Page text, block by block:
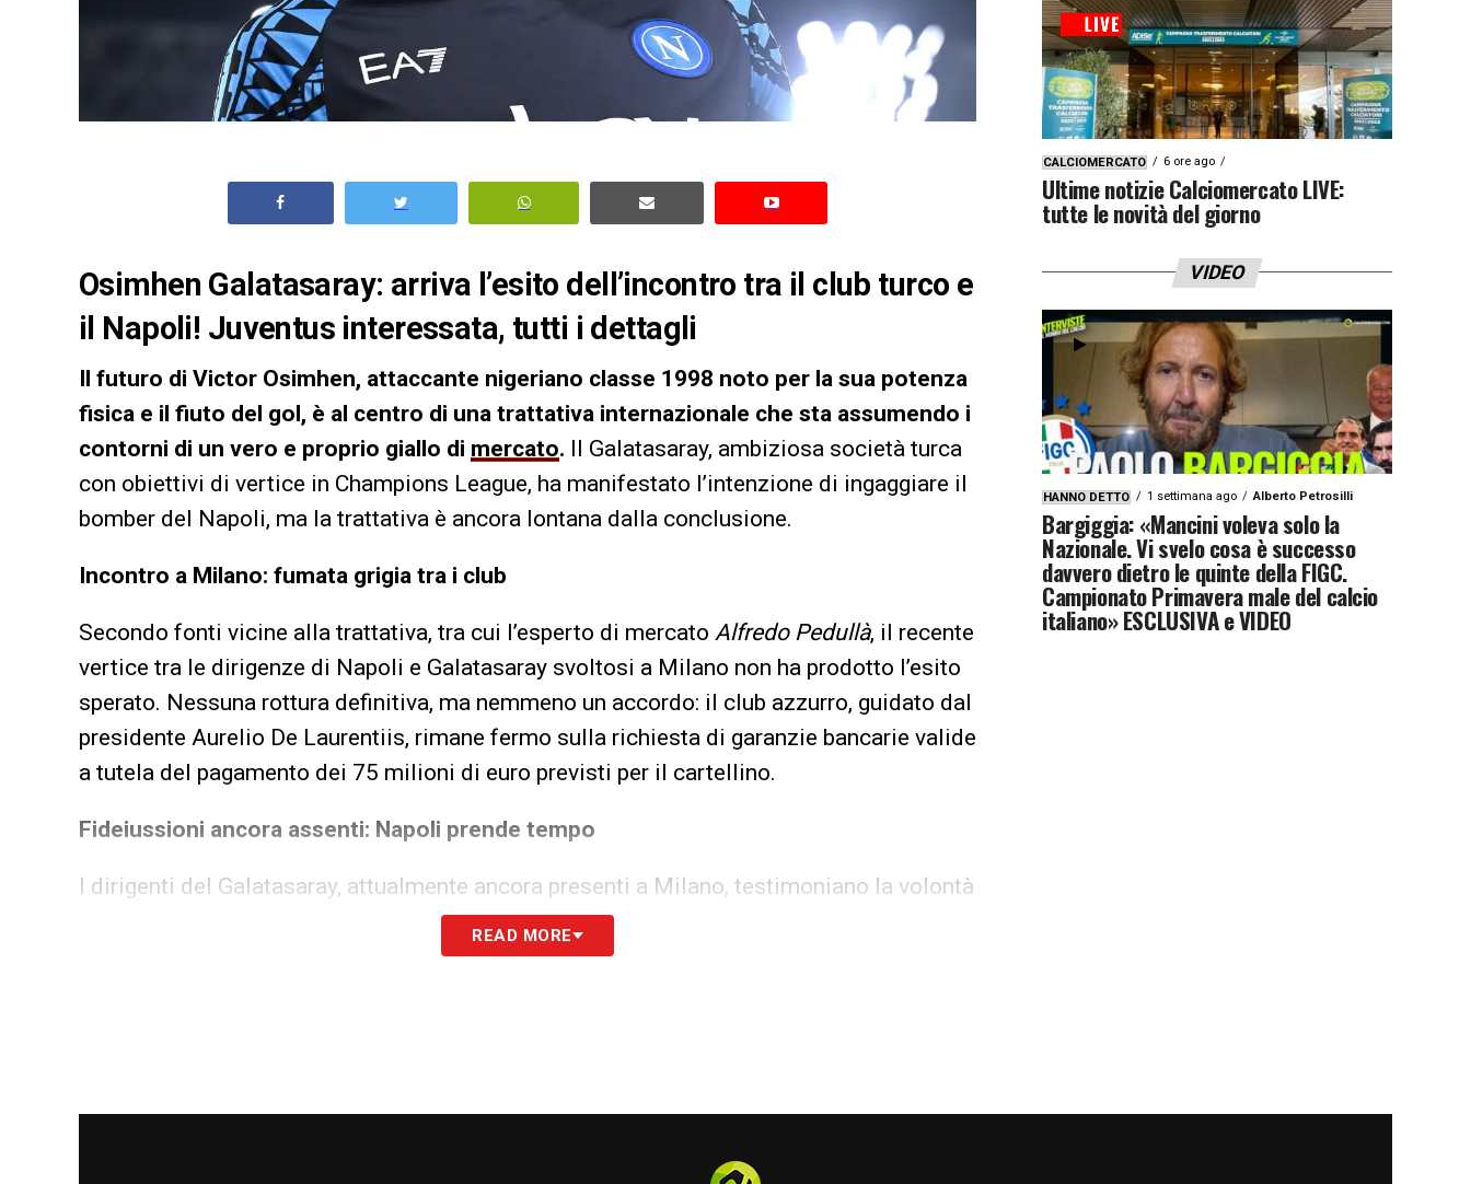
Osimhen Galatasaray: arriva l’esito dell’incontro tra il club turco e
il Napoli! Juventus interessata, tutti i dettagli
Il futuro di Victor Osimhen, attaccante nigeriano classe 1998 noto per la sua potenza
fisica e il fiuto del gol, è al centro di una trattativa internazionale che sta assumendo i
contorni di un vero e proprio giallo di mercato. Il Galatasaray, ambiziosa società turca
con obiettivi di vertice in Champions League, ha manifestato l’intenzione di ingaggiare il
bomber del Napoli, ma la trattativa è ancora lontana dalla conclusione.
Incontro a Milano: fumata grigia tra i club
Secondo fonti vicine alla trattativa, tra cui l’esperto di mercato Alfredo Pedullà, il recente
vertice tra le dirigenze di Napoli e Galatasaray svoltosi a Milano non ha prodotto l’esito
sperato. Nessuna rottura definitiva, ma nemmeno un accordo: il club azzurro, guidato dal
presidente Aurelio De Laurentiis, rimane fermo sulla richiesta di garanzie bancarie valide
a tutela del pagamento dei 75 milioni di euro previsti per il cartellino.
Fideiussioni ancora assenti: Napoli prende tempo
I dirigenti del Galatasaray, attualmente ancora presenti a Milano, testimoniano la volontà
di chiudere l’operazione. Tuttavia, i documenti promessi relativi alle fideiussioni non
sono ancora stati consegnati. Questi atti risultano cruciali per assicurare al Napoli una
trattativa si fermerà. Il presidente De Laurentiis, figura centrale e determinata nella
READ MORE
CALCIOMERCATO 6 ore ago
Ultime notizie Calciomercato LIVE:
tutte le novità del giorno
VIDEO
HANNO DETTO 1 settimana ago Alberto Petrosilli
Bargiggia: «Mancini voleva solo la
Nazionale. Vi svelo cosa è successo
davvero dietro le quinte della FIGC.
Campionato Primavera male del calcio
italiano» ESCLUSIVA e VIDEO